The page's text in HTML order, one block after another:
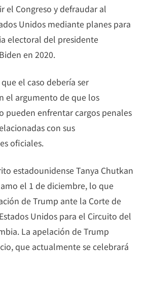
el Congreso y defraudar al
Unidos mediante planes para
electoral del presidente
en 2020.
el caso debería ser
el argumento de que los
pueden enfrentar cargos penales
con sus
oficiales.
estadounidense Tanya Chutkan
el 1 de diciembre, lo que
de Trump ante la Corte de
Unidos para el Circuito del
La apelación de Trump
que actualmente se celebrará